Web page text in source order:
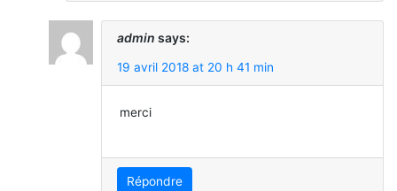
admin says:
19 avril 2018 at 20 h 41 min
merci
Répondre